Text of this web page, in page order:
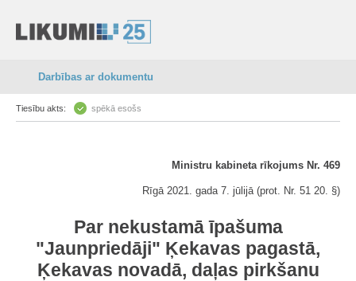
Darbības ar dokumentu
Tiesību akts: spēkā esošs
Ministru kabineta rīkojums Nr. 469
Rīgā 2021. gada 7. jūlijā (prot. Nr. 51 20. §)
Par nekustamā īpašuma
"Jaunpriedāji" Ķekavas pagastā,
Ķekavas novadā, daļas pirkšanu